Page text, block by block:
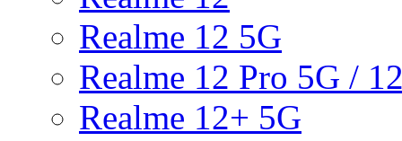
Realme 12 5G
Realme 12 Pro 5G /
Realme 12+ 5G